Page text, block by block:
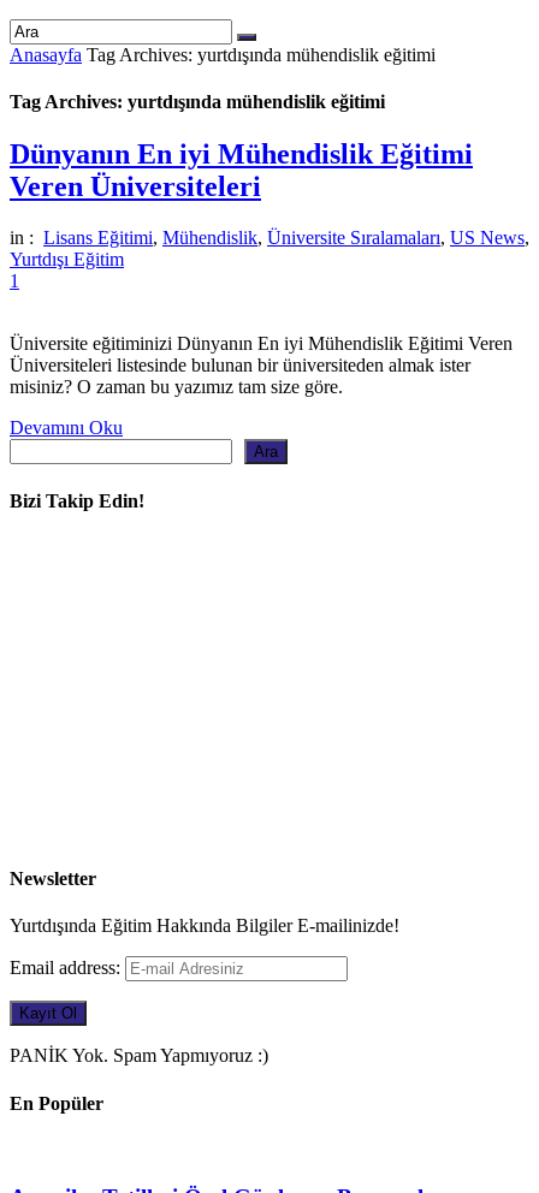
Anasayfa Tag Archives: yurtdışında mühendislik eğitimi
Tag Archives: yurtdışında mühendislik eğitimi
Dünyanın En iyi Mühendislik Eğitimi
Veren Üniversiteleri
in : Lisans Eğitimi, Mühendislik, Üniversite Sıralamaları, US News,
Yurtdışı Eğitim
1
Üniversite eğitiminizi Dünyanın En iyi Mühendislik Eğitimi Veren
Üniversiteleri listesinde bulunan bir üniversiteden almak ister
misiniz? O zaman bu yazımız tam size göre.
Devamını Oku
Ara
Bizi Takip Edin!
Newsletter
Yurtdışında Eğitim Hakkında Bilgiler E-mailinizde!
Email address:
PANİK Yok. Spam Yapmıyoruz :)
En Popüler